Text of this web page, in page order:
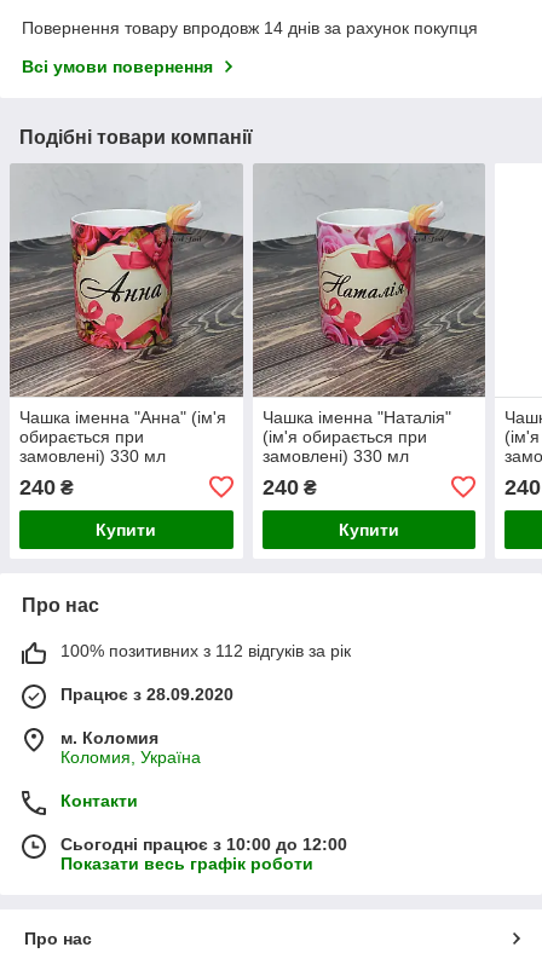
Повернення товару впродовж 14 днів за рахунок покупця
Всі умови повернення
Подібні товари компанії
Чашка іменна "Анна" (ім'я
обирається при
замовлені) 330 мл
240 ₴
Купити
Чашка іменна "Наталія"
(ім'я обирається при
замовлені) 330 мл
240₴
Купити
240
Про нас
100% позитивних з 112 відгуків за рік
Працює з 28.09.2020
м. Коломия
Коломия, Україна
Контакти
Сьогодні працює з 10:00 до 12:00
Показати весь графік роботи
Про нас